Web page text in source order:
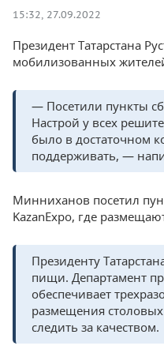
15:32, 27.09.2022
Президент Татарстана
мобилизованных
— Посетили пункты
Настрой у всех
было в достаточном
поддерживать, —
Минниханов посетил
KazanExpo, где
Президенту
пищи. Департамент
обеспечивает
размещения
следить за качеством.